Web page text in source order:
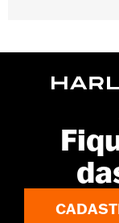
In the Box: Coaster